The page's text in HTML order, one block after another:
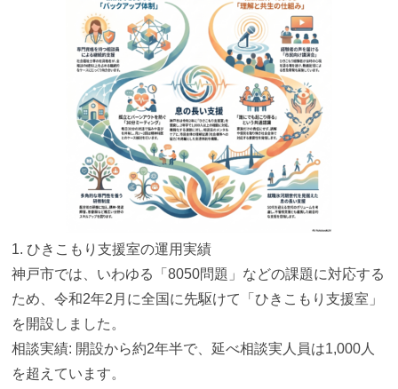
1. ひきこもり支援室の運用実績
神戸市では、いわゆる「8050問題」 などの課題に対応する
ため、令和2年2月に全国に先駆けて「 ひきこもり支援室」
を開設しました。
相談実績: 開設から約2年半で、延べ相談実人員は1,000人
を超えています。